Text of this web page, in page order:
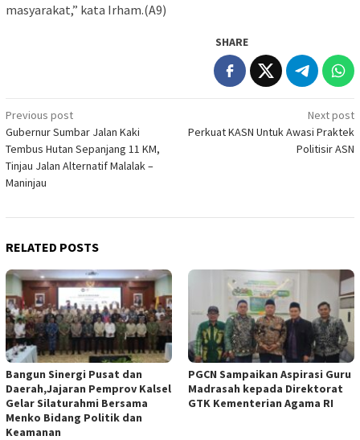
masyarakat,” kata Irham.(A9)
SHARE
Post
navigation
Previous post
Gubernur Sumbar Jalan Kaki
Tembus Hutan Sepanjang 11 KM,
Tinjau Jalan Alternatif Malalak –
Maninjau
Next post
Perkuat KASN Untuk Awasi Praktek
Politisir ASN
RELATED POSTS
Bangun Sinergi Pusat dan
Daerah,Jajaran Pemprov Kalsel
Gelar Silaturahmi Bersama
Menko Bidang Politik dan
Keamanan
PGCN Sampaikan Aspirasi Guru
Madrasah kepada Direktorat
GTK Kementerian Agama RI